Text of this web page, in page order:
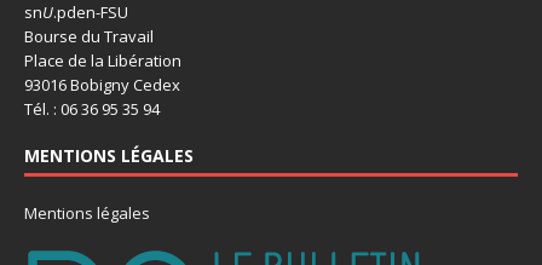
snU.pden-FSU
Bourse du Travail
Place de la Libération
93016 Bobigny Cedex
Tél. : 06 36 95 35 94
MENTIONS LÉGALES
Mentions légales